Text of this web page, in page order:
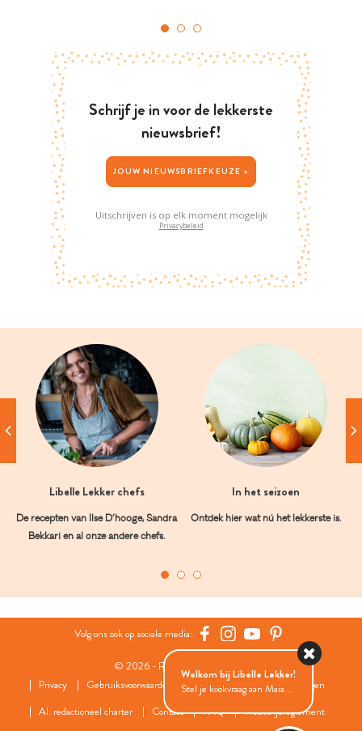
Schrijf je in voor de lekkerste
nieuwsbrief!
JOUW NIEUWSBRIEFKEUZE >
Uitschrijven is op elk moment mogelijk
Privacybeleid
Libelle Lekker chefs
De recepten van Ilse D’hooge, Sandra
Bekkari en al onze andere chefs.
In het seizoen
Ontdek hier wat nú het lekkerste is.
Volg ons ook op sociale media:
© 2026 - Roularta Media Group
Privacy
Gebruiksvoorwaarden Cookies
Cookies instellingen
AI: redactioneel charter
Contact FAQ Wedstrijdreglement
Welkom bij Libelle Lekker!
Stel je kookvraag aan Maia...